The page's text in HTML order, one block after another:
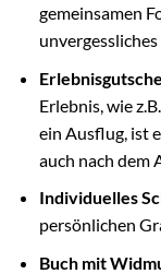
gemeinsamen
Erlebnis, wie
ein Ausflug, ist
auch nach dem
Individuelles
persönlichen
Buch mit